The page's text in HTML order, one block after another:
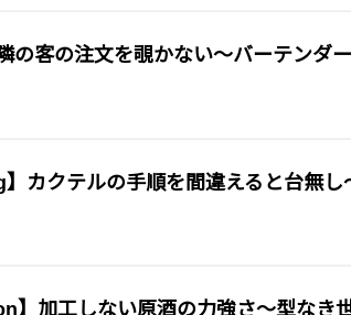
の客の注文を覗かない〜バーテンダー
カクテルの手順を間違えると台無し
加工しない原酒の力強さ〜型なき